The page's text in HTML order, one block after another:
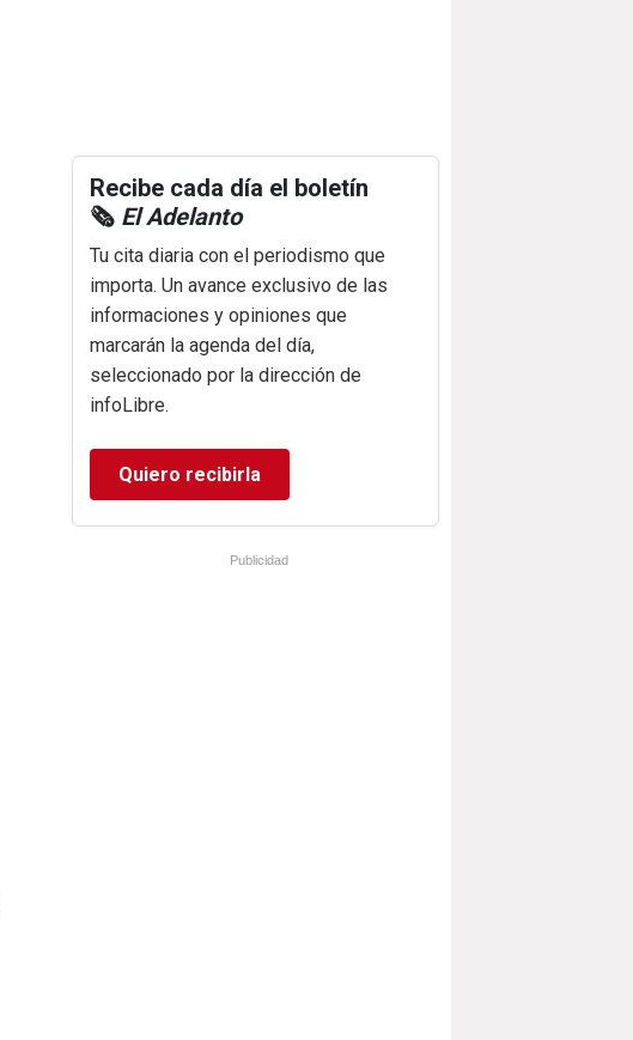
Recibe cada día el boletín
🗞️ El Adelanto
Tu cita diaria con el periodismo que
importa. Un avance exclusivo de las
informaciones y opiniones que
marcarán la agenda del día,
seleccionado por la dirección de
infoLibre.
Quiero recibirla
Publicidad